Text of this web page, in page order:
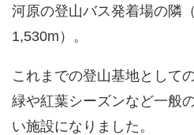
河原の登山バス発着場の隣
1,530m）。
これまでの登山基地として
緑や紅葉シーズンなど一般
い施設になりました。